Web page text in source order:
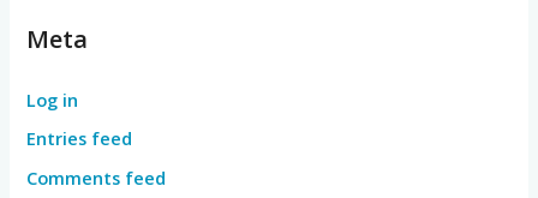
Meta
Log in
Entries feed
Comments feed